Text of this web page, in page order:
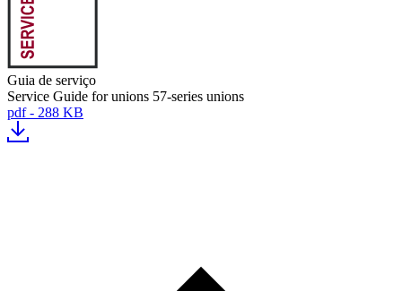
Guia de serviço
Service Guide for unions 57-series unions
pdf - 288 KB